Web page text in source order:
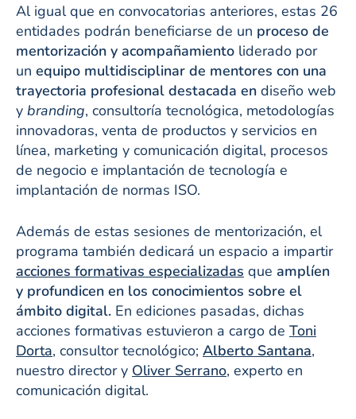
Al igual que en convocatorias anteriores, estas 26
entidades podrán beneficiarse de un proceso de
mentorización y acompañamiento liderado por
un equipo multidisciplinar de mentores con una
trayectoria profesional destacada en diseño web
y branding, consultoría tecnológica, metodologías
innovadoras, venta de productos y servicios en
línea, marketing y comunicación digital, procesos
de negocio e implantación de tecnología e
implantación de normas ISO.
Además de estas sesiones de mentorización, el
programa también dedicará un espacio a impartir
acciones formativas especializadas que amplíen
y profundicen en los conocimientos sobre el
ámbito digital. En ediciones pasadas, dichas
acciones formativas estuvieron a cargo de Toni
Dorta, consultor tecnológico; Alberto Santana,
nuestro director y Oliver Serrano, experto en
comunicación digital.